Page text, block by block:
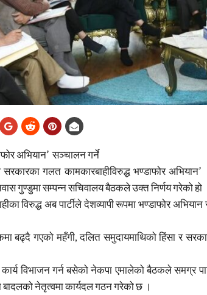
अभियान’ सञ्चालन गर्ने
गलत कामकारबाहीविरुद्ध भण्डाफोर
गुण्डुमा सम्पन्न सचिवालय बैठकले उक्त निर्णय गरेको हो
विरुद्ध अब पार्टीले देशव्यापी रूपमा भण्डाफोर
बढ्दै गएको महँगी, दलित समुदायमाथिको हिंसा र
र कार्य विभाजन गर्न बसेको नेकपा एमालेको बैठकले समग्र
बादलको नेतृत्वमा कार्यदल गठन गरेको छ ।